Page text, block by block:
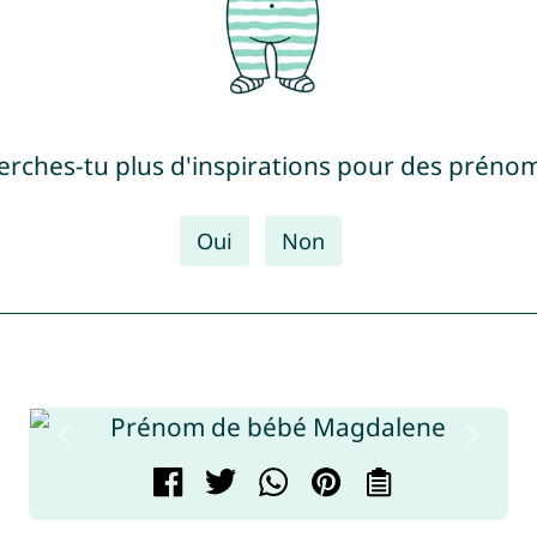
tu plus d'inspirations pour des
Oui Non